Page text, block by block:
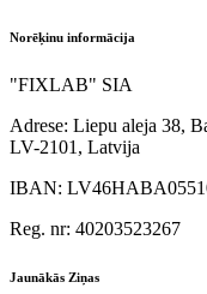
Norēķinu informācija
"FIXLAB" SIA
Adrese: Liepu aleja 38,
LV-2101, Latvija
IBAN:
Reg. nr: 40203523267
Jaunākās Ziņas